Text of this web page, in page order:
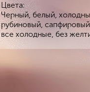
Цвета:
Черный, белый,
рубиновый,
все холодные, без